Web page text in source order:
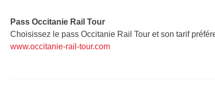
Pass Occitanie Rail Tour​
Choisissez le pass Occitanie Rail Tour et son tarif
www.occitanie-rail-tour.com